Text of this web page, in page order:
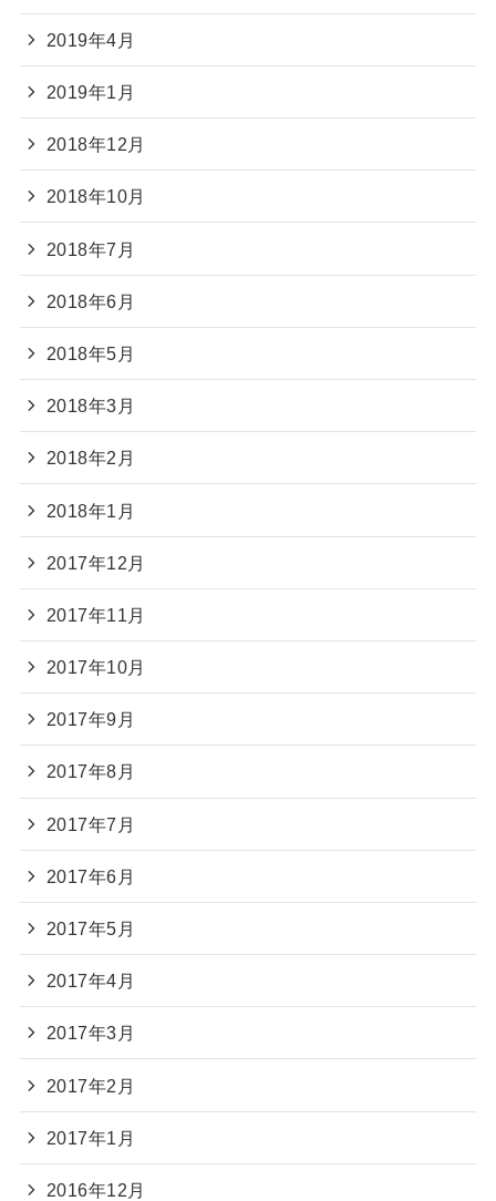
2019年4月
2019年1月
2018年12月
2018年10月
2018年7月
2018年6月
2018年5月
2018年3月
2018年2月
2018年1月
2017年12月
2017年11月
2017年10月
2017年9月
2017年8月
2017年7月
2017年6月
2017年5月
2017年4月
2017年3月
2017年2月
2017年1月
2016年12月